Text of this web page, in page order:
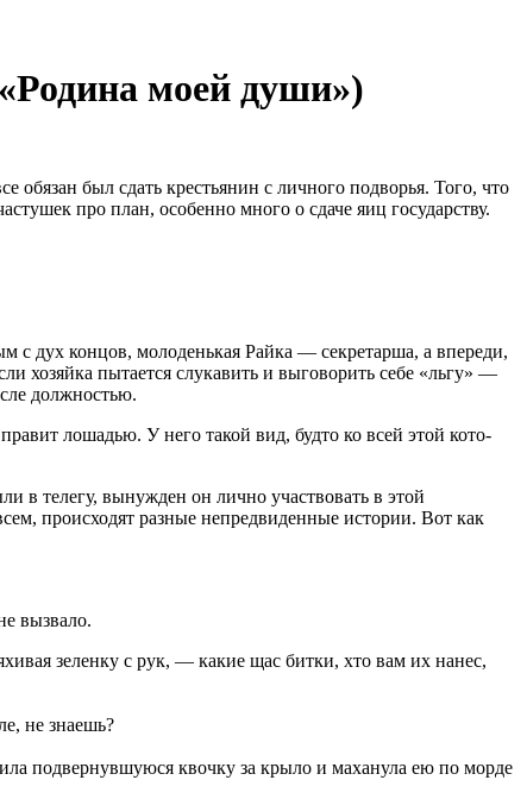
моей души»)
был сдать крестьянин с личного подворья. Того, что
про план, особенно много о сдаче яиц государству.
с дух концов, молоденькая Райка — секретарша, а впе­реди,
хозяйка пытается слукавить и выговорить себе «льгу» —
должностью.
лошадью. У него такой вид, будто ко всей этой кото-
в телегу, вынужден он лично участвовать в этой
происходят разные непредвиденные истории. Вот как
вызвало.
зеленку с рук, — какие щас битки, хто вам их нанес,
не знаешь?
подвернувшуюся квочку за крыло и маханула ею по морде